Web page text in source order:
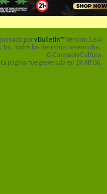
porvBulletin™Versión 5.6.4
Todos los derechos reservados.
© CannabisCultura
página fue generada en 19:48:06.